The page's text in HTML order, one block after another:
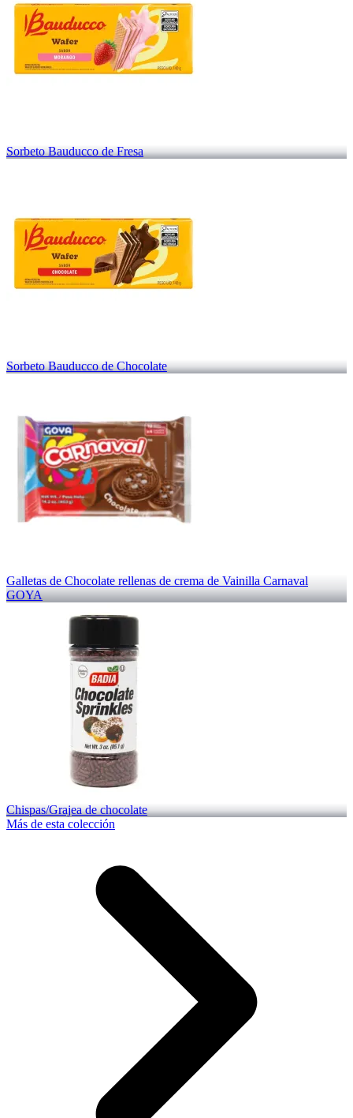
Sorbeto Bauducco de Fresa
Sorbeto Bauducco de Chocolate
Galletas de Chocolate rellenas de crema de Vainilla Carnaval
GOYA
Chispas/Grajea de chocolate
Más de esta colección